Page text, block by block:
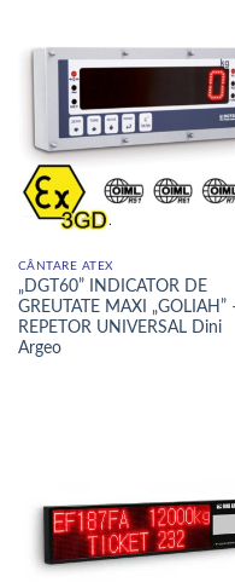
CÂNTARE ATEX
„DGT60” INDICATOR DE
GREUTATE MAXI „GOLIAH”
REPETOR UNIVERSAL Dini
Argeo